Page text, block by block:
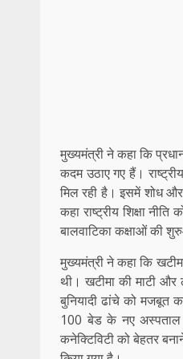
मुख्यमंत्री ने कहा कि
कदम उठाए गए हैं।
मिल रही है। इसमें शोध और
कहा राष्ट्रीय शिक्षा
बालवाटिका कक्षाओं की
मुख्यमंत्री ने कहा कि
थी। खटीमा की माटी और
बुनियादी ढांचे को
100 बेड के नए अस्पताल
कनेक्टिविटी को बेहतर